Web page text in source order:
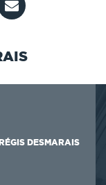
DESMARAIS